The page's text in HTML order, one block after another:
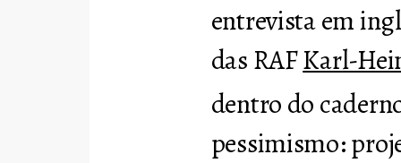
entrevista em
das RAFKarl-
dentro do
pessimismo: